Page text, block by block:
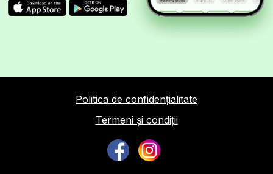
Politica de confidențialitate
Termeni și condiții